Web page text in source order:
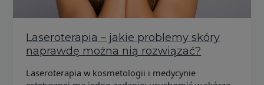
Laseroterapia – jakie problemy skóry
naprawdę można nią rozwiązać?
Laseroterapia w kosmetologii i medycynie